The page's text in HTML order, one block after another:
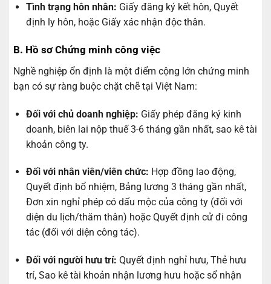
Tình trạng hôn nhân: Giấy đăng ký kết hôn, Quyết
định ly hôn, hoặc Giấy xác nhận độc thân.
B. Hồ sơ Chứng minh công việc
Nghề nghiệp ổn định là một điểm cộng lớn chứng minh
bạn có sự ràng buộc chặt chẽ tại Việt Nam:
Đối với chủ doanh nghiệp: Giấy phép đăng ký kinh
doanh, biên lai nộp thuế 3-6 tháng gần nhất, sao kê tài
khoản công ty.
Đối với nhân viên/viên chức: Hợp đồng lao động,
Quyết định bổ nhiệm, Bảng lương 3 tháng gần nhất,
Đơn xin nghỉ phép có dấu mộc của công ty (đối với
diện du lịch/thăm thân) hoặc Quyết định cử đi công
tác (đối với diện công tác).
Đối với người hưu trí: Quyết định nghỉ hưu, Thẻ hưu
trí, Sao kê tài khoản nhận lương hưu hoặc sổ nhận